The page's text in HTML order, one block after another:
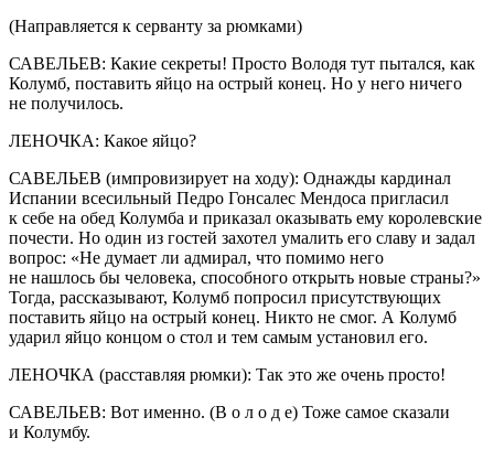
(Направляется к серванту за рюмками)
САВЕЛЬЕВ: Какие секреты! Просто Володя тут пытался, как
Колумб, поставить яйцо на острый конец. Но у него ничего
не получилось.
ЛЕНОЧКА: Какое яйцо?
САВЕЛЬЕВ (импровизирует на ходу): Однажды кардинал
Испании всесильный Педро Гонсалес Мендоса пригласил
к себе на обед Колумба и приказал оказывать ему королевские
почести. Но один из гостей захотел умалить его славу и задал
вопрос: «Не думает ли адмирал, что помимо него
не нашлось бы человека, способного открыть новые страны?»
Тогда, рассказывают, Колумб попросил присутствующих
поставить яйцо на острый конец. Никто не смог. А Колумб
ударил яйцо концом о стол и тем самым установил его.
ЛЕНОЧКА (расставляя рюмки): Так это же очень просто!
САВЕЛЬЕВ: Вот именно. (В о л о д е) Тоже самое сказали
и Колумбу.